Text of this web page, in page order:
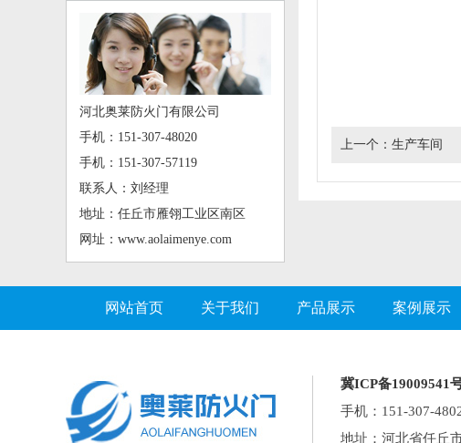
河北奥莱防火门有限公司
手机：151-307-48020
手机：151-307-57119
联系人：刘经理
地址：任丘市雁翎工业区南区
网址：www.aolaimenye.com
上一个： 生产车间
网站首页 关于我们 产品展示 案例展示
冀ICP备19009541
手机：151-307-
地址：河北省任丘